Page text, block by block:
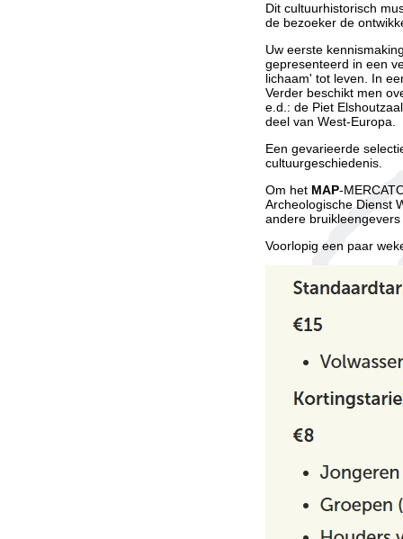
Dit cultuurhistorisch
de bezoeker de
Uw eerste
gepresenteerd in een
lichaam' tot leven. In
Verder beschikt men
e.d.: de Piet
deel van West-Europa.
Een gevarieerde
cultuurgeschiedenis.
Om het MAP-
Archeologische Dienst
andere
Voorlopig een paar